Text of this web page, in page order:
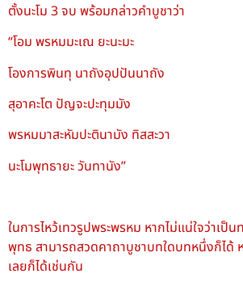
ตั้งนะโม 3 จบ พร้อมกล่าวคำบูชาว่า
“โอม พรหมมะเณ ยะนะมะ
โองการพินทุ นาถังอุปปันนาถัง
สุอาคะโต ปัญจะปะทุมมัง
พรหมมาสะหัมปะตินามัง ทิสสะวา
นะโมพุทธายะ วันทานัง”
ในการไหว้เทวรูปพระพรหม หากไม่แน่ใจว่าเ
พุทธ สามารถสวดคาถาบูชาบทใดบทหนึ่งก็ได้
เลยก็ได้เช่นกัน